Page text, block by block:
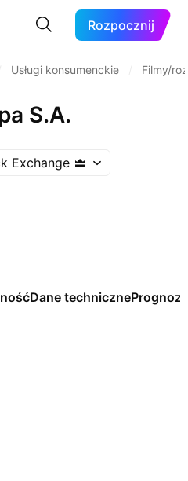
Rozpocznij
Usługi konsumenckie Filmy/
S.A.
Exchange
Dane technicznePrognozy